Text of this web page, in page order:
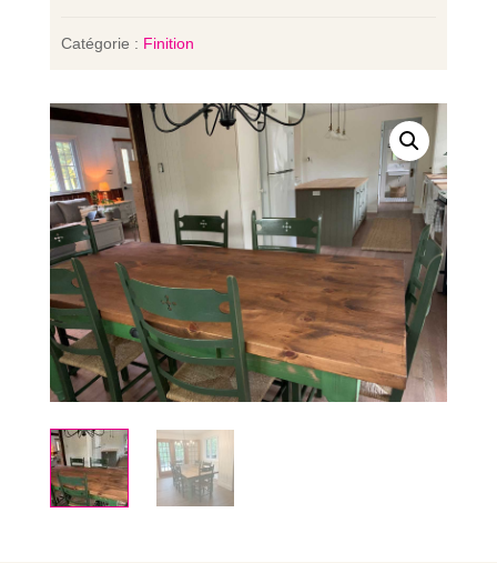
Catégorie : Finition